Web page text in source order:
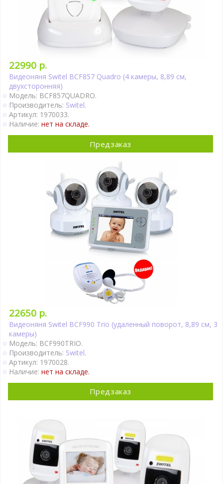
22990 р.
Видеоняня Switel BCF857 Quadro (4 камеры, 8,89 см,
двухсторонняя)
Модель: BCF857QUADRO.
Производитель: Switel.
Артикул: 1970033.
Наличие:нет на складе.
Предзаказ
22650 р.
Видеоняня Switel BCF990 Trio (удаленный поворот, 8,89 см, 3
камеры)
Модель: BCF990TRIO.
Производитель: Switel.
Артикул: 1970028.
Наличие:нет на складе.
Предзаказ